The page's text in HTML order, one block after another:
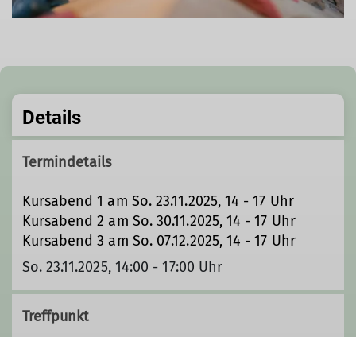
Details
Termindetails
Kursabend 1 am So. 23.11.2025, 14 - 17 Uhr
Kursabend 2 am So. 30.11.2025, 14 - 17 Uhr
Kursabend 3 am So. 07.12.2025, 14 - 17 Uhr
So. 23.11.2025, 14:00 - 17:00 Uhr
Treffpunkt